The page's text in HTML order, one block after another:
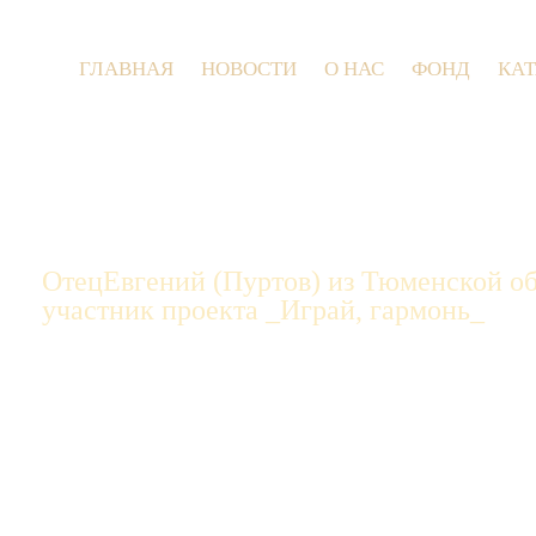
ГЛАВНАЯ НОВОСТИ О НАС ФОНД
ОтецЕвгений (Пуртов) из Тюменской
участник проекта _Играй, гармонь_